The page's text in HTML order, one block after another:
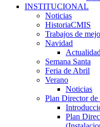
INSTITUCIONAL
Noticias
HistoriaCMIS
Trabajos de
Navidad
Semana Santa
Feria de Abril
Verano
Noticias
Plan Director de
Plan